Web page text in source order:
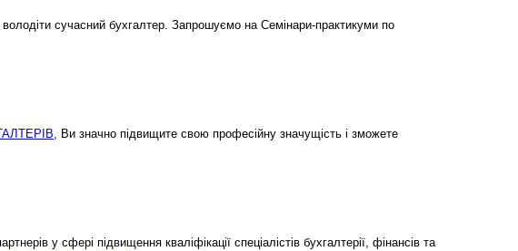
сучасний бухгалтер. Запрошуємо на Семінари-практикуми по
, Ви значно підвищите свою професійну значущість і зможете
у сфері підвищення кваліфікації спеціалістів бухгалтерії, фінансів та